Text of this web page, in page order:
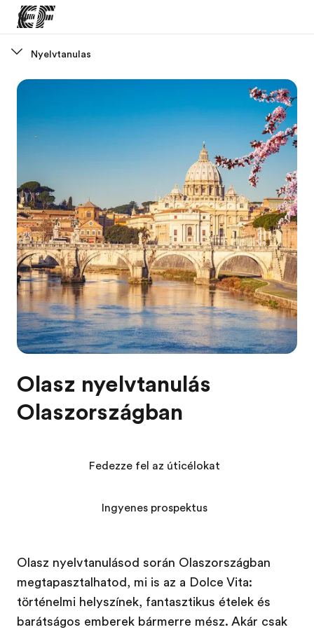
Üdvözlünk az EF-nél
EF programok
Az összes EF program megtekintése
EF iroda a közeledben
Rólunk
Mit kell rólunk tudni
Karrier
Dolgozz velünk!
Nyelvtanulas
Olasz nyelvtanulás
Olaszországban
Olasz nyelvtanulásod során Olaszországban
megtapasztalhatod, mi is az a Dolce Vita:
történelmi helyszínek, fantasztikus ételek és
barátságos emberek bármerre mész. Akár csak
Fedezze fel az úticélokat
Ingyenes prospektus